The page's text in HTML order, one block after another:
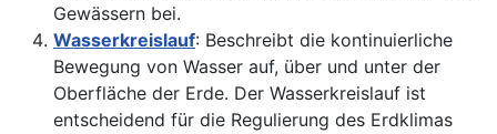
Gewässern bei.
Wasserkreislauf: Beschreibt die kontinuierliche
Bewegung von Wasser auf, über und unter der
Oberfläche der Erde. Der Wasserkreislauf ist
entscheidend für die Regulierung des Erdklimas